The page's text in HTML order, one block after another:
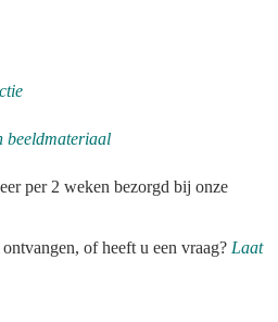
beeldmateriaal
per 2 weken bezorgd bij onze
of heeft u een vraag? Laat